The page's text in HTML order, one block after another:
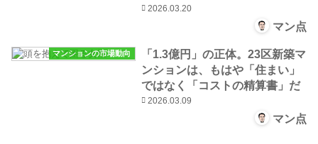
2026.03.20
マン点
マンションの市場動向
「1.3億円」の正体。23区新築マ
ンションは、もはや「住まい」
ではなく「コストの精算書」だ
2026.03.09
マン点